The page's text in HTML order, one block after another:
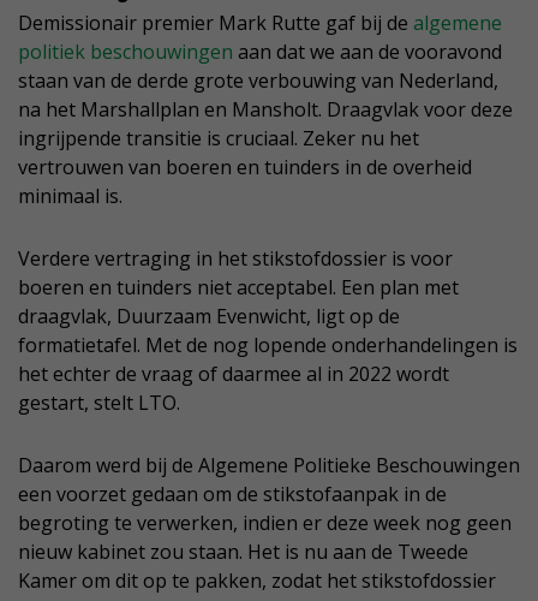
Demissionair premier Mark Rutte gaf bij de algemene
politiek beschouwingen aan dat we aan de vooravond
staan van de derde grote verbouwing van Nederland,
na het Marshallplan en Mansholt. Draagvlak voor deze
ingrijpende transitie is cruciaal. Zeker nu het
vertrouwen van boeren en tuinders in de overheid
minimaal is.
Verdere vertraging in het stikstofdossier is voor
boeren en tuinders niet acceptabel. Een plan met
draagvlak, Duurzaam Evenwicht, ligt op de
formatietafel. Met de nog lopende onderhandelingen is
het echter de vraag of daarmee al in 2022 wordt
gestart, stelt LTO.
Daarom werd bij de Algemene Politieke Beschouwingen
een voorzet gedaan om de stikstofaanpak in de
begroting te verwerken, indien er deze week nog geen
nieuw kabinet zou staan. Het is nu aan de Tweede
Kamer om dit op te pakken, zodat het stikstofdossier